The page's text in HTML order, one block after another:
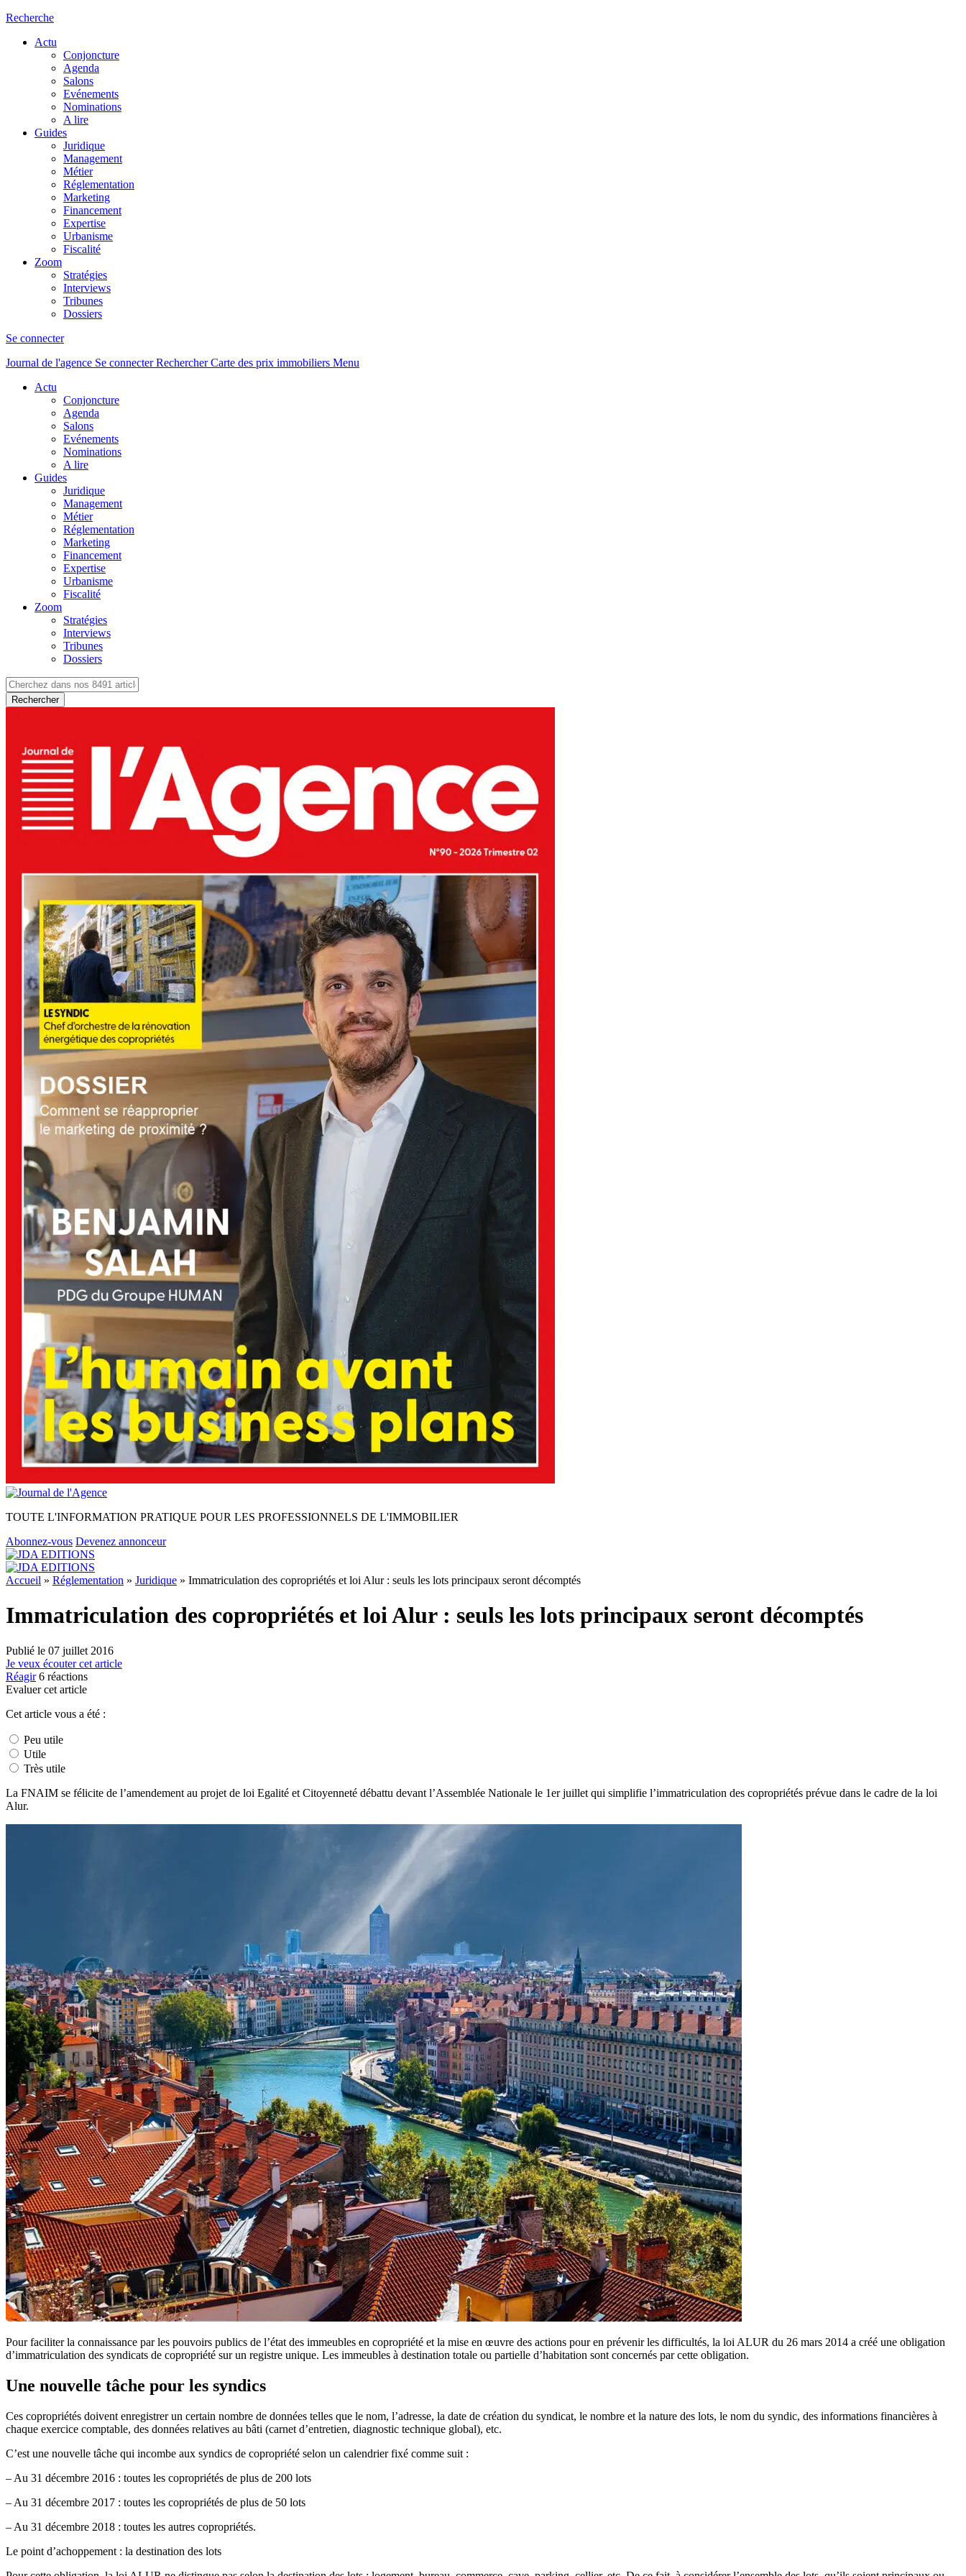
Recherche
Actu
Conjoncture
Agenda
Salons
Evénements
Nominations
A lire
Guides
Juridique
Management
Métier
Réglementation
Marketing
Financement
Expertise
Urbanisme
Fiscalité
Zoom
Stratégies
Interviews
Tribunes
Dossiers
Se connecter
Journal de l'agence Se connecterRechercher Carte des prix immobiliers Menu
Actu
Conjoncture
Agenda
Salons
Evénements
Nominations
A lire
Guides
Juridique
Management
Métier
Réglementation
Marketing
Financement
Expertise
Urbanisme
Fiscalité
Zoom
Stratégies
Interviews
Tribunes
Dossiers
Rechercher
TOUTE L'INFORMATION PRATIQUE POUR LES PROFESSIONNELS DE L'IMMOBILIER
Abonnez-vous Devenez annonceur
Accueil » Réglementation » Juridique » Immatriculation des copropriétés et loi Alur : seuls les lots principaux seront décomptés
Immatriculation des copropriétés et loi Alur : seuls les lots principaux seront décomptés
Publié le 07 juillet 2016
Je veux écouter cet article
Réagir 6 réactions
Evaluer cet article
Cet article vous a été :
Peu utile
Utile
Très utile
La FNAIM se félicite de l’amendement au projet de loi Egalité et Citoyenneté débattu devant l’Assemblée Nationale le 1er juillet qui simplifie l’immatriculation des copropriétés prévue dans le cadre de la loi
Alur.
Pour faciliter la connaissance par les pouvoirs publics de l’état des immeubles en copropriété et la mise en œuvre des actions pour en prévenir les difficultés, la loi ALUR du 26 mars 2014 a créé une obligation
d’immatriculation des syndicats de copropriété sur un registre unique. Les immeubles à destination totale ou partielle d’habitation sont concernés par cette obligation.
Une nouvelle tâche pour les syndics
Ces copropriétés doivent enregistrer un certain nombre de données telles que le nom, l’adresse, la date de création du syndicat, le nombre et la nature des lots, le nom du syndic, des informations financières à
chaque exercice comptable, des données relatives au bâti (carnet d’entretien, diagnostic technique global), etc.
C’est une nouvelle tâche qui incombe aux syndics de copropriété selon un calendrier fixé comme suit :
– Au 31 décembre 2016 : toutes les copropriétés de plus de 200 lots
– Au 31 décembre 2017 : toutes les copropriétés de plus de 50 lots
– Au 31 décembre 2018 : toutes les autres copropriétés.
Le point d’achoppement : la destination des lots